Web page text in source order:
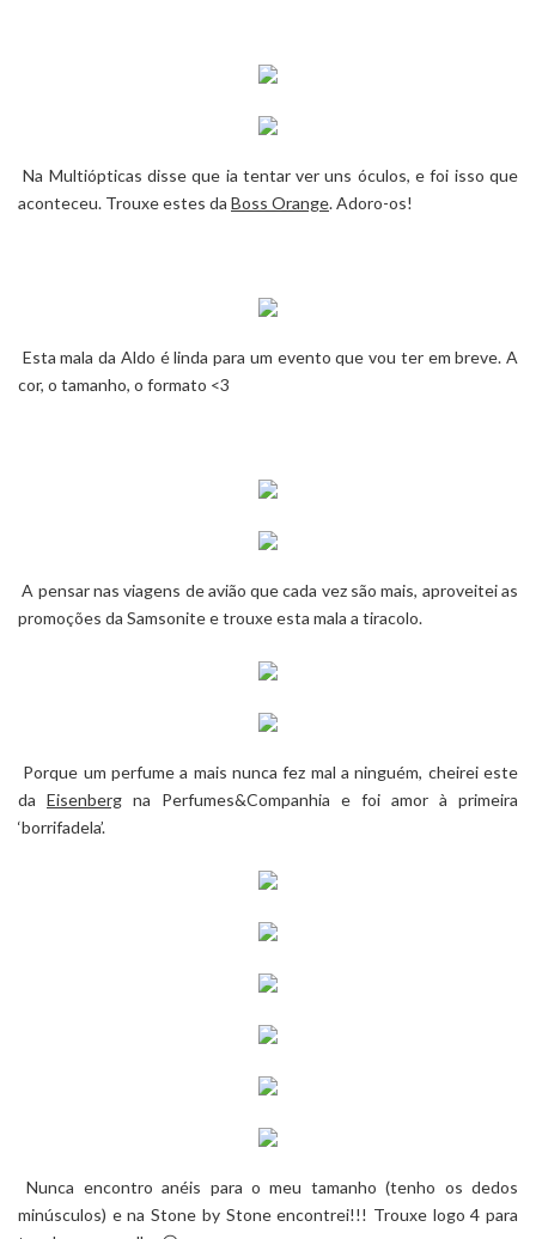
Na Multiópticas disse que ia tentar ver uns óculos, e foi isso que
aconteceu. Trouxe estes da Boss Orange. Adoro-os!
Esta mala da Aldo é linda para um evento que vou ter em breve. A
cor, o tamanho, o formato <3
A pensar nas viagens de avião que cada vez são mais, aproveitei as
promoções da Samsonitee trouxe esta mala a tiracolo.
Porque um perfume a mais nunca fez mal a ninguém, cheirei este
da Eisenberg na Perfumes&Companhia e foi amor à primeira
‘borrifadela’.
Nunca encontro anéis para o meu tamanho (tenho os dedos
minúsculos) e naStone by Stoneencontrei!!! Trouxe logo 4 para